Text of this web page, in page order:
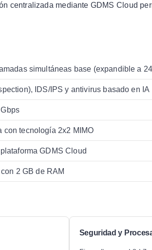
centralizada mediante GDMS Cloud
simultáneas base (expandible a
IDS/IPS y antivirus basado en IA
con tecnología 2x2 MIMO
GDMS Cloud
2 GB de RAM
Seguridad y